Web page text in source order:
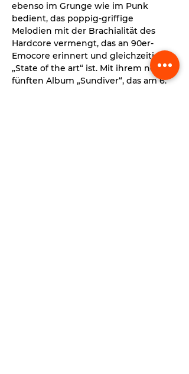
ebenso im Grunge wie im Punk
bedient, das poppig-griffige
Melodien mit der Brachialität des
Hardcore vermengt, das an 90er-
Emocore erinnert und gleichzeitig
„State of the art“ ist. Mit ihrem neuen,
fünften Album „Sundiver“, das am 6.